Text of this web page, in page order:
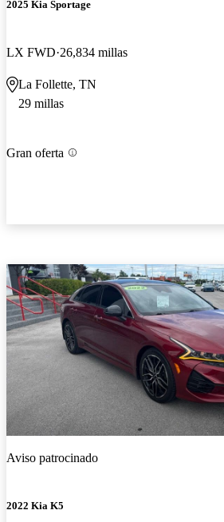
2025 Kia Sportage
LX FWD 26,834 millas
La Follette, TN
29 millas
Gran oferta
Aviso patrocinado
2022 Kia K5